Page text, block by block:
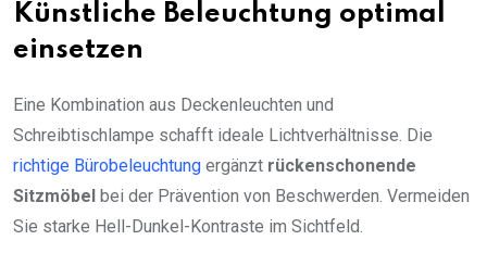
Künstliche Beleuchtung optimal
einsetzen
Eine Kombination aus Deckenleuchten und
Schreibtischlampe schafft ideale Lichtverhältnisse. Die
richtige Bürobeleuchtung ergänzt rückenschonende
Sitzmöbel bei der Prävention von Beschwerden. Vermeiden
Sie starke Hell-Dunkel-Kontraste im Sichtfeld.